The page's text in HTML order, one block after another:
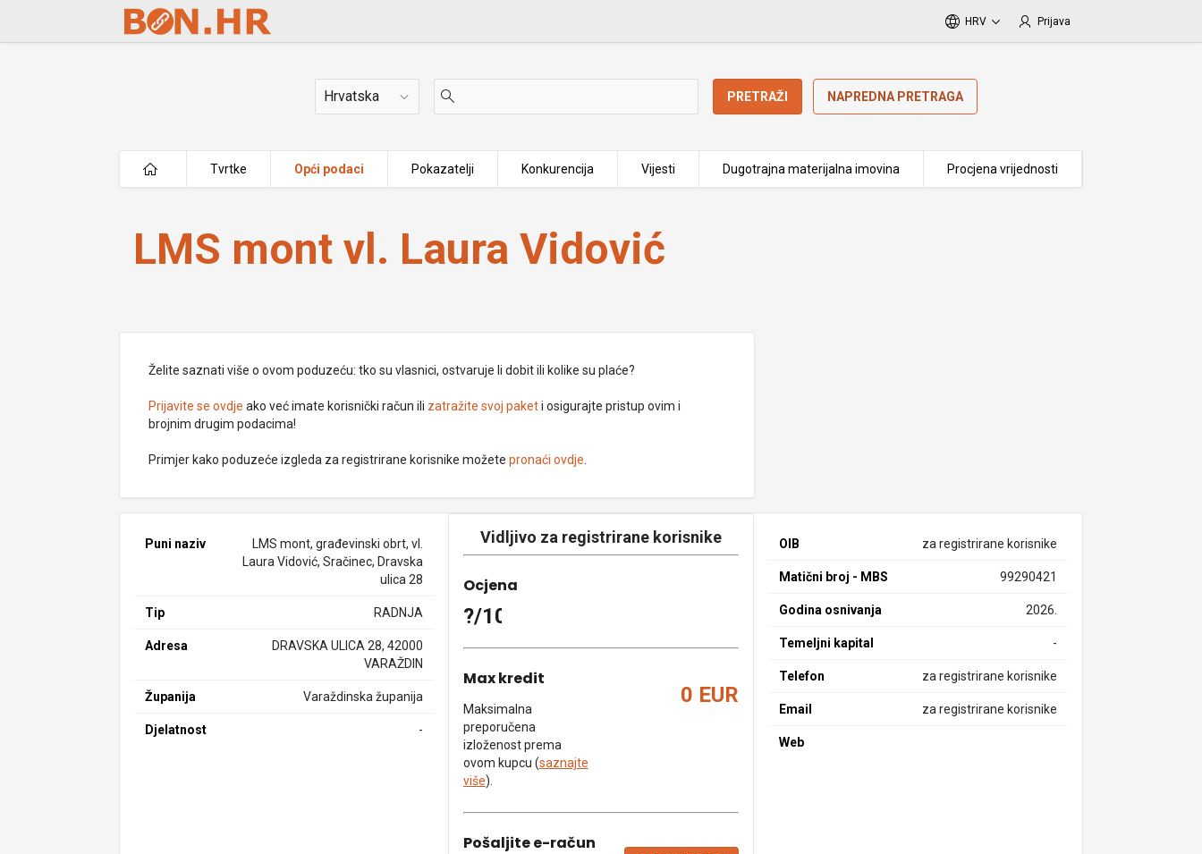
Skip to Main Content
HRV Prijava
Država PRETRAŽI NAPREDNA PRETRAGA
Tvrtke Opći podaci Pokazatelji Konkurencija Vijesti Dugotrajna materijalna imovina Procjena vrijednosti
LMS mont vl. Laura Vidović
LMS mont vl. Laura Vidović
Želite saznati više o ovom poduzeću: tko su vlasnici, ostvaruje li dobit ili kolike su plaće?
Prijavite se ovdje ako već imate korisnički račun ili zatražite svoj paketi osigurajte pristup ovim i
brojnim drugim podacima!
Primjer kako poduzeće izgleda za registrirane korisnike možetepronaći ovdje
Puni naziv
LMS mont, građevinski obrt, vl.
Laura Vidović, Sračinec, Dravska
ulica 28
Tip RADNJA
Adresa
DRAVSKA ULICA 28, 42000
VARAŽDIN
Županija Varaždinska županija
Djelatnost -
Vidljivo za registrirane korisnike
Ocjena
?/10
Max kredit
Maksimalna
preporučena
izloženost prema
ovom kupcu (saznajte
više).
0 EUR
Pošaljite e-račun
OIB za registrirane korisnike
Matični broj - MBS 99290421
Godina osnivanja 2026.
Temeljni kapital -
Telefon za registrirane korisnike
Email za registrirane korisnike
Web